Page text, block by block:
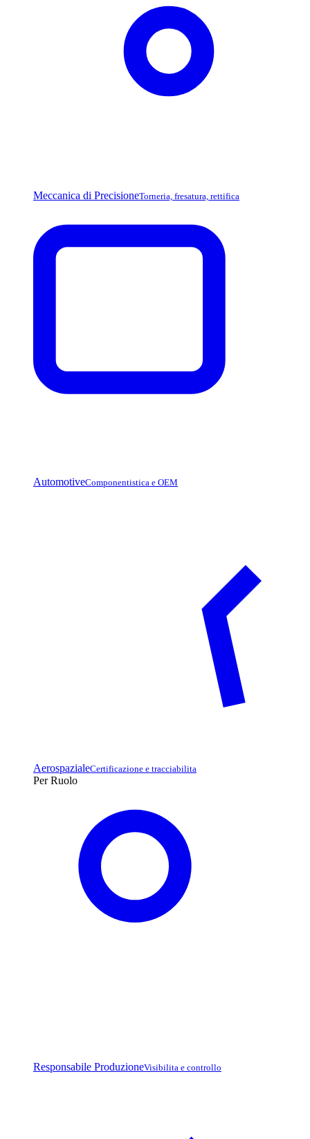
Meccanica di PrecisioneTorneria, fresatura, rettifica
AutomotiveComponentistica e OEM
AerospazialeCertificazione e tracciabilita
Per Ruolo
Responsabile ProduzioneVisibilita e controllo